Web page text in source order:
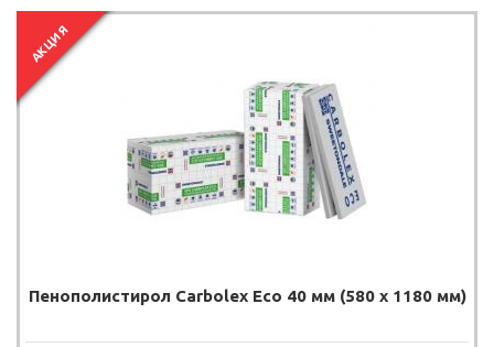
АКЦИЯ
Пенополистирол Carbolex Eco 40 мм (580 х 1180 мм)